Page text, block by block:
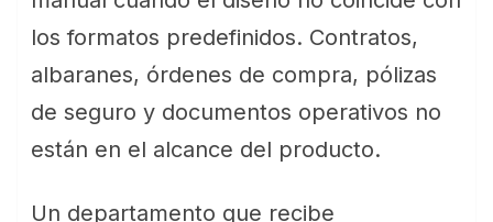
los formatos predefinidos. Contratos,
albaranes, órdenes de compra, pólizas
de seguro y documentos operativos no
están en el alcance del producto.
Un departamento que recibe